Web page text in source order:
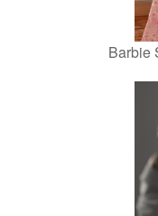
Barbie